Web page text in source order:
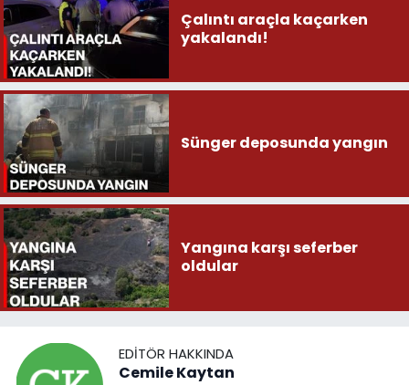
Çalıntı araçla kaçarken
yakalandı!
Sünger deposunda yangın
Yangına karşı seferber
oldular
EDITÖR HAKKINDA
Cemile Kaytan